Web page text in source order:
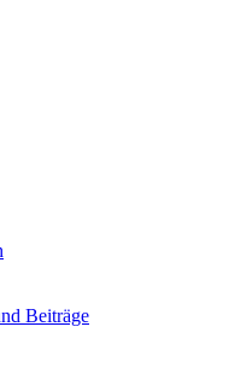
Beiträge